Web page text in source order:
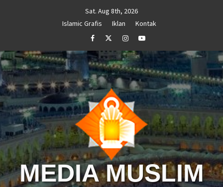
Sat. Aug 8th, 2026
Islamic Grafis
Iklan
Kontak
FacebookTwitterInstagramYoutube
MEDIA MUSLIM